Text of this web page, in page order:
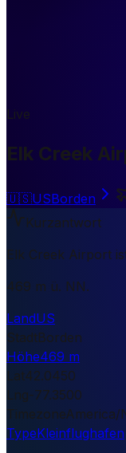
Live
Elk Creek
🇺🇸USBorden
Kurzantwort
Elk Creek Airport
469 m ü. NN.
LandUS
StadtBorden
Höhe469 m
Lat42.0450
Lng-77.3500
TimezoneAmerica/
TypeKleinflughafen